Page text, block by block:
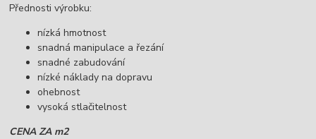
Přednosti výrobku:
nízká hmotnost
snadná manipulace a řezání
snadné zabudování
nízké náklady na dopravu
ohebnost
vysoká stlačitelnost
CENA ZA m2